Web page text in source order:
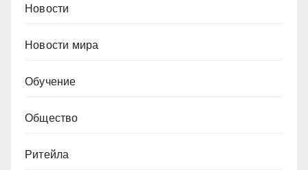
Новости
Новости мира
Обучение
Общество
Ритейла